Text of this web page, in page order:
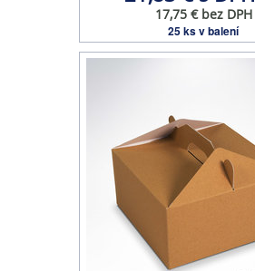
17,75 € bez DPH
25 ks v balení